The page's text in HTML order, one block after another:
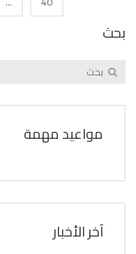
بحث
مواعيد مهمة
آخر الأخبار